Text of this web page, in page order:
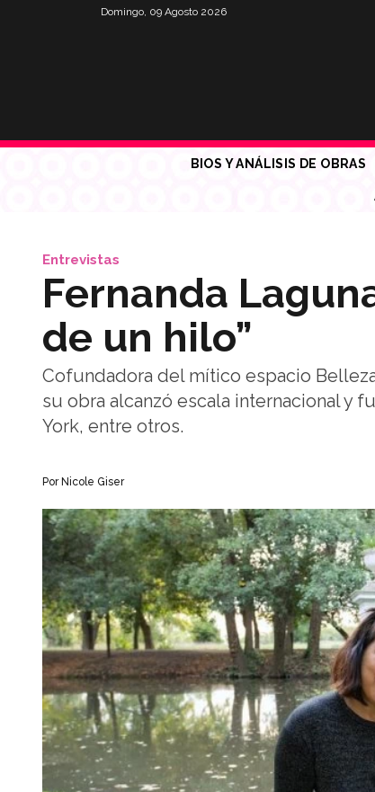
Domingo, 09 Agosto 2026
BIOS Y ANÁLISIS DE OBRAS
Entrevistas
Fernanda
de un hilo”
Cofundadora del mítico espacio
su obra alcanzó escala internacional y
York, entre otros.
Por Nicole Giser